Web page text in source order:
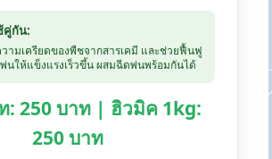
คู่กัน:
ามเครียดของพืชจากสารเคมี และช่วยฟื้นฟู
นให้แข็งแรงเร็วขึ้น ผสมฉีดพ่นพร้อมกันได้
: 250 บาท | ฮิวมิค 1kg:
250 บาท